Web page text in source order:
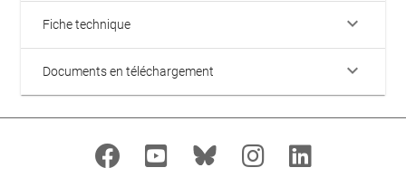
Fiche technique keyboard_arrow_down
Documents en téléchargement keyboard_arrow_down